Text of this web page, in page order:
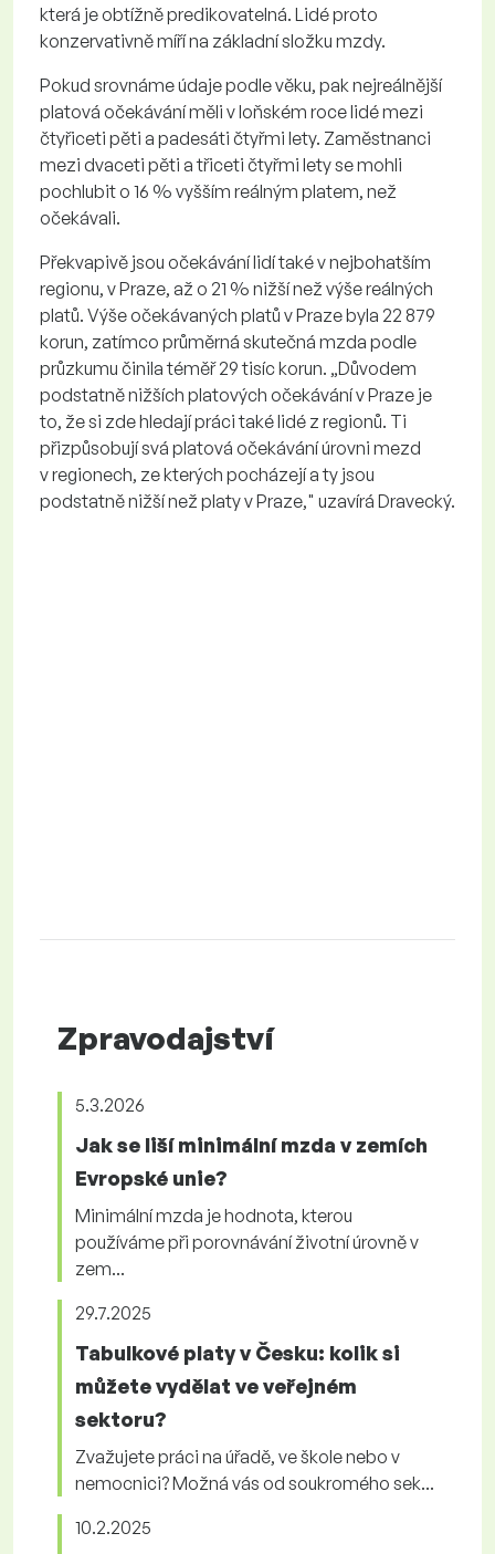
která je obtížně predikovatelná. Lidé proto
konzervativně míří na základní složku mzdy.
Pokud srovnáme údaje podle věku, pak nejreálnější
platová očekávání měli v loňském roce lidé mezi
čtyřiceti pěti a padesáti čtyřmi lety. Zaměstnanci
mezi dvaceti pěti a třiceti čtyřmi lety se mohli
pochlubit o 16 % vyšším reálným platem, než
očekávali.
Překvapivě jsou očekávání lidí také v nejbohatším
regionu, v Praze, až o 21 % nižší než výše reálných
platů. Výše očekávaných platů v Praze byla 22 879
korun, zatímco průměrná skutečná mzda podle
průzkumu činila téměř 29 tisíc korun. „Důvodem
podstatně nižších platových očekávání v Praze je
to, že si zde hledají práci také lidé z regionů. Ti
přizpůsobují svá platová očekávání úrovni mezd
v regionech, ze kterých pocházejí a ty jsou
podstatně nižší než platy v Praze," uzavírá Dravecký.
Zpravodajství
5.3.2026
Jak se liší minimální mzda v zemích
Evropské unie?
Minimální mzda je hodnota, kterou
používáme při porovnávání životní úrovně v
zem...
29.7.2025
Tabulkové platy v Česku: kolik si
můžete vydělat ve veřejném
sektoru?
Zvažujete práci na úřadě, ve škole nebo v
nemocnici? Možná vás od soukromého sek...
10.2.2025